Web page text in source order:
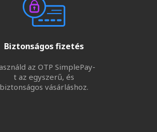
Biztonságos fizetés
az OTP SimplePay-
t az egyszerű, és
biztonságos vásárláshoz.